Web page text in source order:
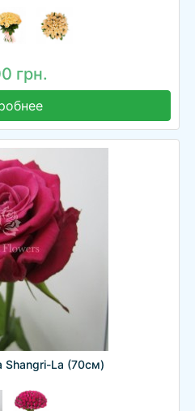
грн.
Shangri-La (70см)